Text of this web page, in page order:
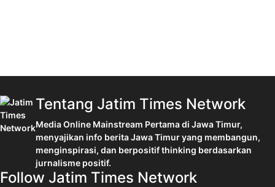
Tentang Jatim Times Network
Media Online Mainstream Pertama di Jawa Timur,
menyajikan info berita Jawa Timur yang membangun,
menginspirasi, dan berpositif thinking berdasarkan
jurnalisme positif.
Follow Jatim Times Network